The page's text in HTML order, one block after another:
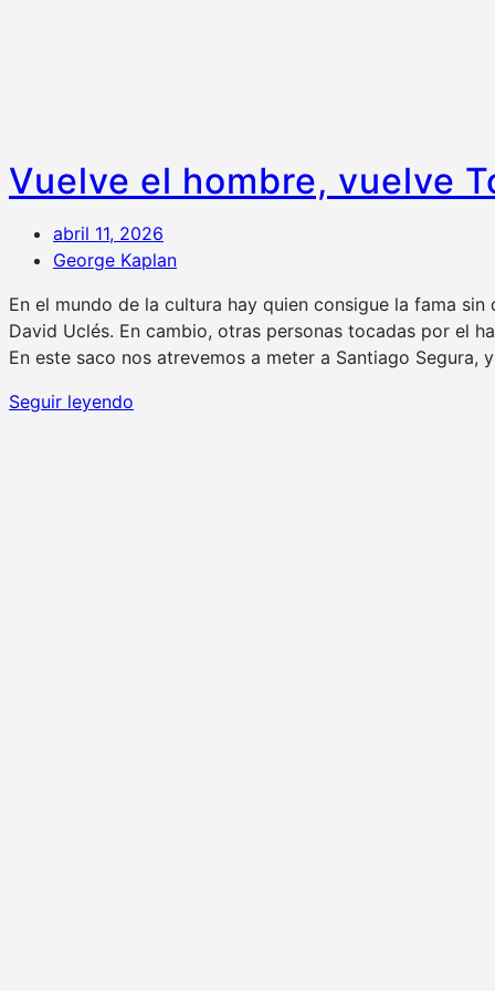
Vuelve el hombre, vuelve
abril 11, 2026
George Kaplan
En el mundo de la cultura hay quien consigue la fama
David Uclés. En cambio, otras personas tocadas por el
En este saco nos atrevemos a meter a Santiago Segura,
Seguir leyendo